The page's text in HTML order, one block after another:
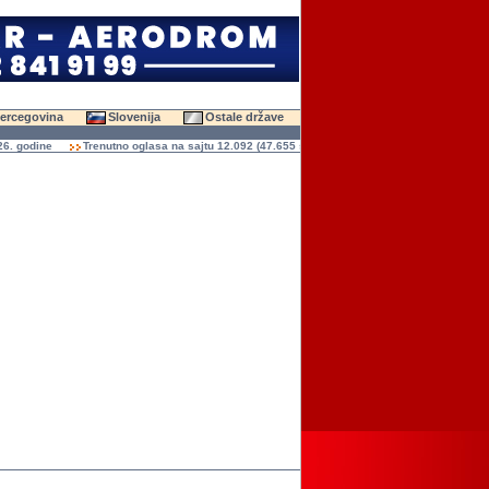
Slovenija Ostale države
Trenutno oglasa na sajtu 12.092 (47.655 slika)